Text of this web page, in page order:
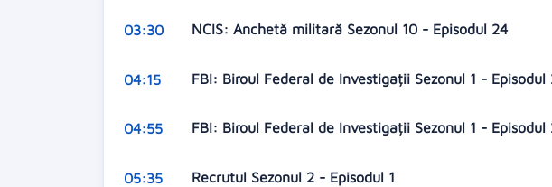
03:30 NCIS: Anchetă militară Sezonul 10 - Episodul 24
04:15 FBI: Biroul Federal de Investigații Sezonul 1 - Episodul
04:55 FBI: Biroul Federal de Investigații Sezonul 1 - Episodul
05:35 Recrutul Sezonul 2 - Episodul 1